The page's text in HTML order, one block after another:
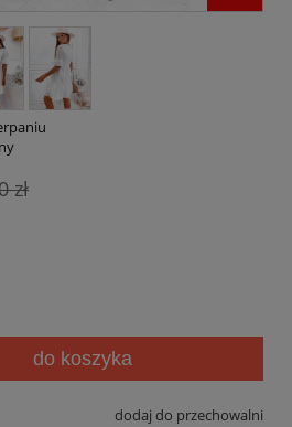
zł
do koszyka
dodaj do przechowalni